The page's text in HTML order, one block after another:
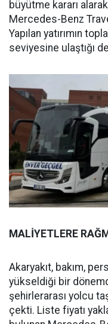
büyütme kararı
Mercedes-Benz
Yapılan yatırımın
seviyesine ulaştığı
MALİYETLERE
Akaryakıt, bakım,
yükseldiği bir
şehirlerarası yolcu
çekti. Liste fiyatı